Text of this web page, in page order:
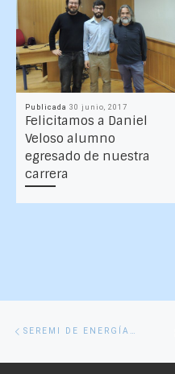
Publicada 30 junio, 2017
Felicitamos a Daniel
Veloso alumno
egresado de nuestra
carrera
Navegación
de
entradas
Entrada
SEREMI DE ENERGÍA DICTÓ CLASE MAGISTRAL DE INAUGURACIÓN DE AÑO ACADÉMICO